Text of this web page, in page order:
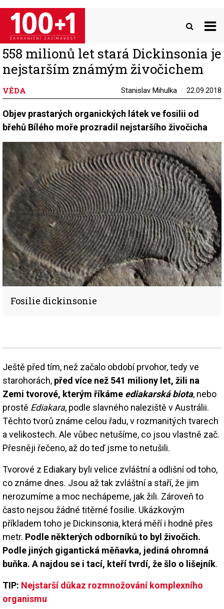
Přejít
hlavnímu
obsahu
558 milionů let stará Dickinsonia je
nejstarším známým živočichem
VĚDA Stanislav Mihulka 22.09.2018
Objev prastarých organických látek ve fosilii od
břehů Bílého moře prozradil nejstaršího živočicha
Fosilie dickinsonie
Ještě před tím, než začalo období prvohor, tedy ve
starohorách, před více než 541 miliony let, žili na
Zemi tvorové, kterým říkáme ediakarská biota, nebo
prostě Ediakara, podle slavného naleziště v Austrálii.
Těchto tvorů známe celou řadu, v rozmanitých tvarech
a velikostech. Ale vůbec netušíme, co jsou vlastně zač.
Přesněji řečeno, až do teď jsme to netušili.
Tvorové z Ediakary byli velice zvláštní a odlišní od toho,
co známe dnes. Jsou až tak zvláštní a staří, že jim
nerozumíme a moc nechápeme, jak žili. Zároveň to
často nejsou žádné titěrné fosilie. Ukázkovým
příkladem toho je Dickinsonia, která měří i hodně přes
metr. Podle některých odborníků to byl živočich.
Podle jiných gigantická měňavka, jediná ohromná
buňka. A najdou se i tací, kteří tvrdí, že šlo o lišejník.
TIP: Nejstarší důkaz rozmnožování komplexního
organismu